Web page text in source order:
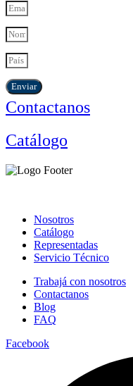
Enviar
Contactanos
Catálogo
Nosotros
Catálogo
Representadas
Servicio Técnico
Trabajá con nosotros
Contactanos
Blog
FAQ
Facebook